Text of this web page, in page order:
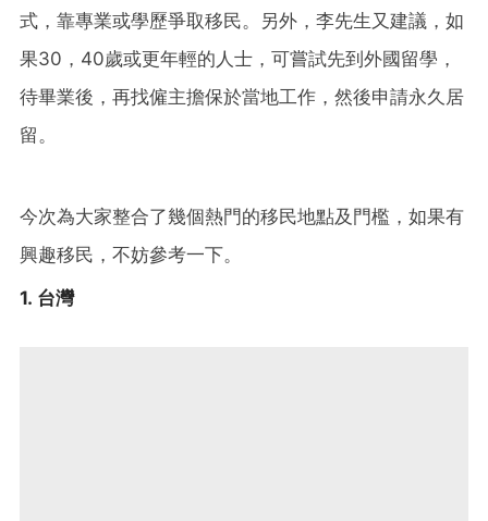
式，靠專業或學歷爭取移民。另外，李先生又建議，如
果30，40歲或更年輕的人士，可嘗試先到外國留學，
待畢業後，再找僱主擔保於當地工作，然後申請永久居
留。
今次為大家整合了幾個熱門的移民地點及門檻，如果有
興趣移民，不妨參考一下。
1. 台灣